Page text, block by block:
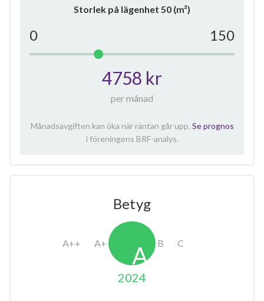
Storlek på lägenhet 50 (m²)
0 150
4758 kr
per månad
Månadsavgiften kan öka när räntan går upp. Se prognos
i föreningens BRF-analys.
Betyg
2024